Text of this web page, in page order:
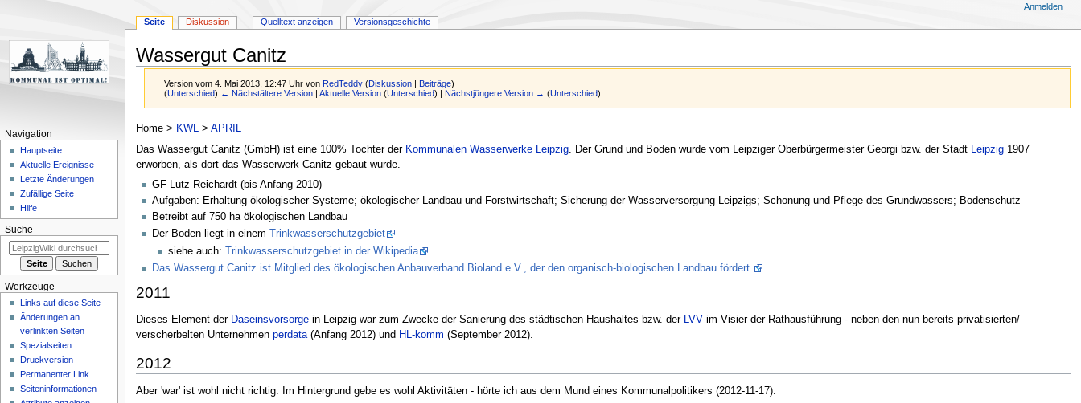
Wassergut Canitz
Version vom 4. Mai 2013, 12:47 Uhr von RedTeddy (Diskussion Beiträge)
(Unterschied) ← Nächstältere Version |Aktuelle Version (Unterschied) | Nächstjüngere Version → (Unterschied)
Zur
Navigation
springen
Zur
Suche
springen
Home > KWL> APRIL
Das Wassergut Canitz (GmbH) ist eine 100% Tochter der Kommunalen Wasserwerke Leipzig. Der Grund und Boden wurde vom Leipziger Oberbürgermeister Georgi bzw. der Stadt Leipzig1907
erworben, als dort das Wasserwerk Canitz gebaut wurde.
GF Lutz Reichardt (bis Anfang 2010)
Aufgaben: Erhaltung ökologischer Systeme; ökologischer Landbau und Forstwirtschaft; Sicherung der Wasserversorgung Leipzigs; Schonung und Pflege des Grundwassers; Bodenschutz
Betreibt auf 750 ha ökologischen Landbau
Der Boden liegt in einem Trinkwasserschutzgebiet
siehe auch:
Trinkwasserschutzgebiet in der Wikipedia
Das Wassergut Canitz ist Mitglied des ökologischen Anbauverband Bioland e.V., der den organisch-biologischen Landbau fördert.
2011
Dieses Element der Daseinsvorsorgein Leipzig war zum Zwecke der Sanierung des städtischen Haushaltes bzw. der LVV im Visier der Rathausführung - neben den nun bereits privatisierten/
verscherbelten Unternehmen perdata(Anfang 2012) und HL-komm (September 2012).
2012
Aber 'war' ist wohl nicht richtig. Im Hintergrund gebe es wohl Aktivitäten - hörte ich aus dem Mund eines Kommunalpolitikers (2012-11-17).
Seite Diskussion Quelltext anzeigen Versionsgeschichte
Anmelden
Navigation
Hauptseite
Aktuelle Ereignisse
Letzte Änderungen
Zufällige Seite
Hilfe
Suche
Werkzeuge
Links auf diese Seite
Änderungen an
verlinkten Seiten
Spezialseiten
Druckversion
Permanenter Link
Seiten­informationen